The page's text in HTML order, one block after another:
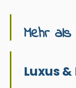
Mehr
Luxus